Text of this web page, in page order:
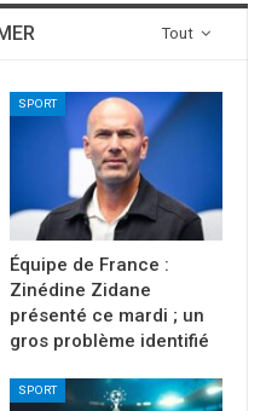
Tout
SPORT
Équipe de France :
Zinédine Zidane
présenté ce mardi ; un
gros problème identifié
SPORT